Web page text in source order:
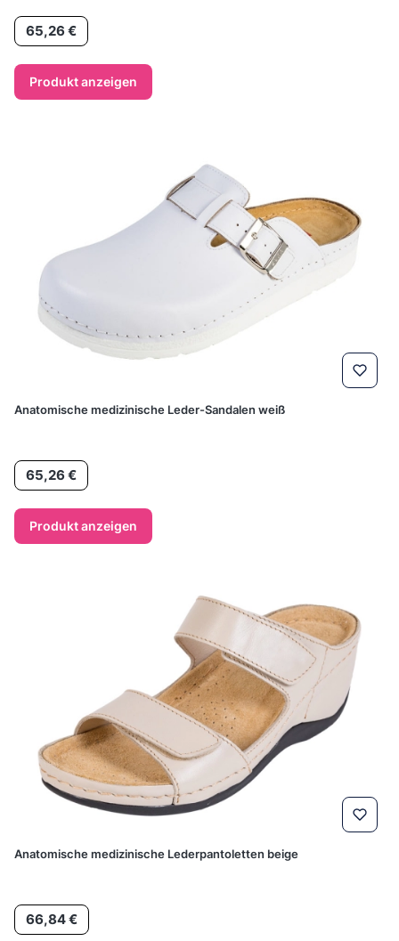
Preis
65,26 €
Produkt anzeigen
Anatomische medizinische Leder-Sandalen weiß
Preis
65,26 €
Produkt anzeigen
Anatomische medizinische Lederpantoletten beige
Preis
66,84 €